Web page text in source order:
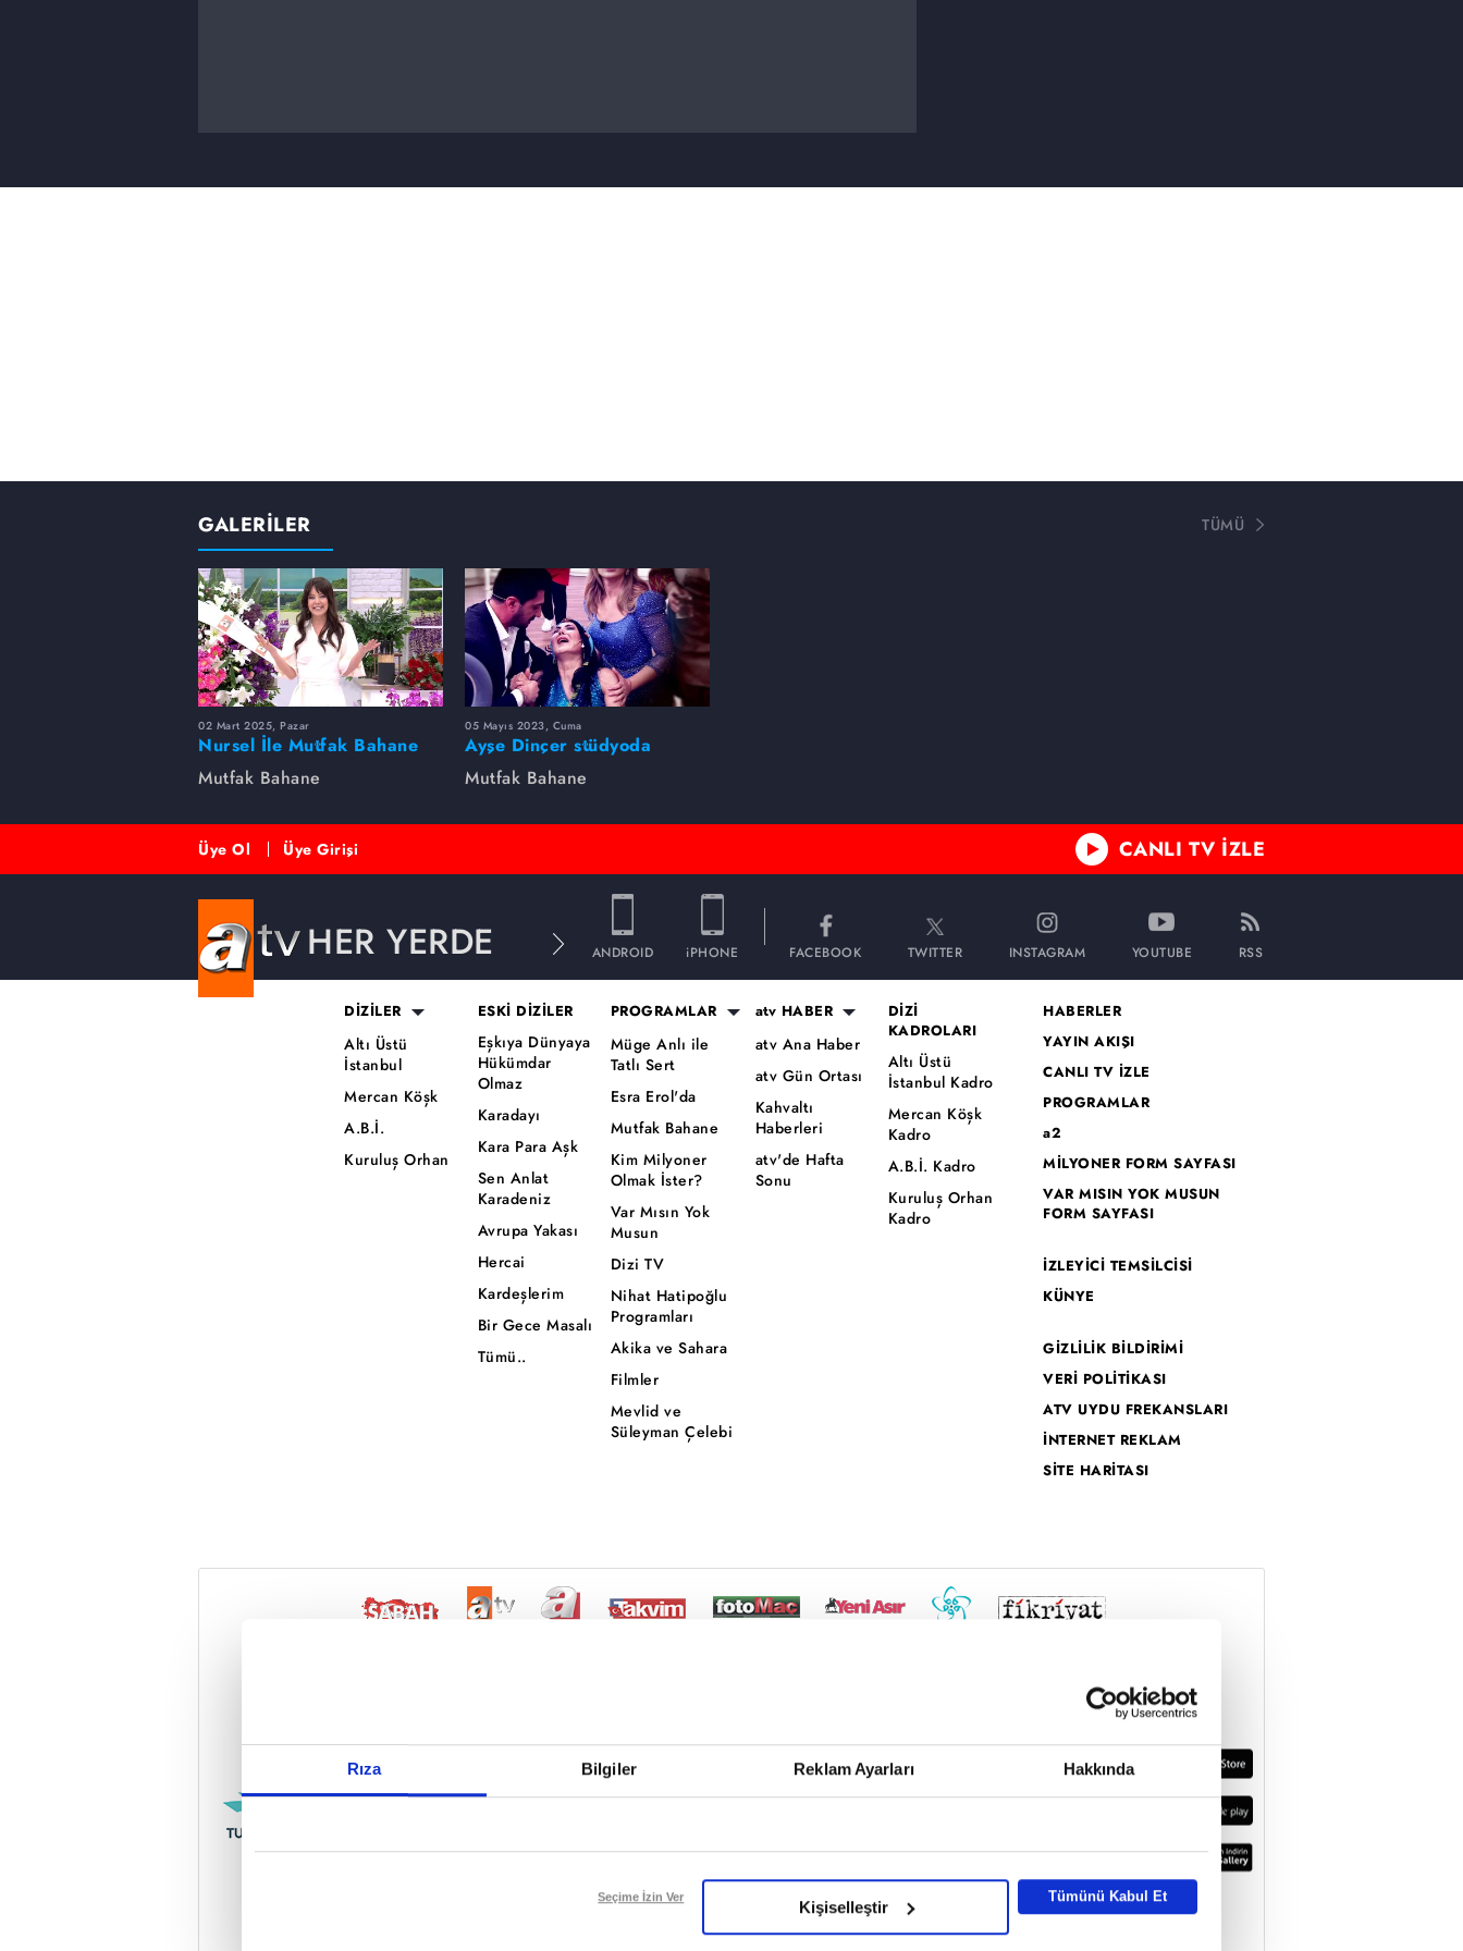
Rıza Bilgiler Reklam Ayarları Hakkında
Reddet
Seçime İzin Ver
Kişiselleştir
Tümünü Kabul Et
GALERİLER TÜMÜ
02 Mart 2025, Pazar
Nursel İle Mutfak Bahane
Mutfak Bahane
05 Mayıs 2023, Cuma
Ayşe Dinçer stüdyoda
bayıldı! Korku dolu anlar...
Mutfak Bahane
Üye Ol Üye Girişi CANLI TV İZLE
HER YERDE ANDROID iPHONE FACEBOOK TWITTER INSTAGRAM YOUTUBE RSS
DİZİLER
Altı Üstü
İstanbul
Mercan Köşk
A.B.İ.
Kuruluş Orhan
ESKİ DİZİLER
Eşkıya Dünyaya
Hükümdar
Olmaz
Karadayı
Kara Para Aşk
Sen Anlat
Karadeniz
Avrupa Yakası
Hercai
Kardeşlerim
Bir Gece Masalı
Tümü..
PROGRAMLAR
Müge Anlı ile
Tatlı Sert
Esra Erol'da
Mutfak Bahane
Kim Milyoner
Olmak İster?
Var Mısın Yok
Musun
Dizi TV
Nihat Hatipoğlu
Programları
Akika ve Sahara
Filmler
Mevlid ve
Süleyman Çelebi
atv HABER
atv Ana Haber
atv Gün Ortası
Kahvaltı
Haberleri
atv'de Hafta
Sonu
DİZİ
KADROLARI
Altı Üstü
İstanbul Kadro
Mercan Köşk
Kadro
A.B.İ. Kadro
Kuruluş Orhan
Kadro
HABERLER
YAYIN AKIŞI
CANLI TV İZLE
PROGRAMLAR
a2
MİLYONER FORM SAYFASI
VAR MISIN YOK MUSUN
FORM SAYFASI
İZLEYİCİ TEMSİLCİSİ
KÜNYE
GİZLİLİK BİLDİRİMİ
VERİ POLİTİKASI
ATV UYDU FREKANSLARI
İNTERNET REKLAM
SİTE HARİTASI